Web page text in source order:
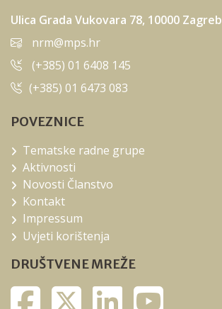
Ulica Grada Vukovara 78, 10000 Zagreb
nrm@mps.hr
(+385) 01 6408 145
(+385) 01 6473 083
POVEZNICE
Tematske radne grupe
Aktivnosti
Novosti Članstvo
Kontakt
Impressum
Uvjeti korištenja
DRUŠTVENE MREŽE